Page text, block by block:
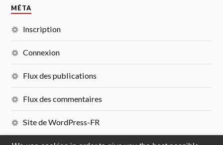
MÉTA
Inscription
Connexion
Flux des publications
Flux des commentaires
Site de WordPress-FR